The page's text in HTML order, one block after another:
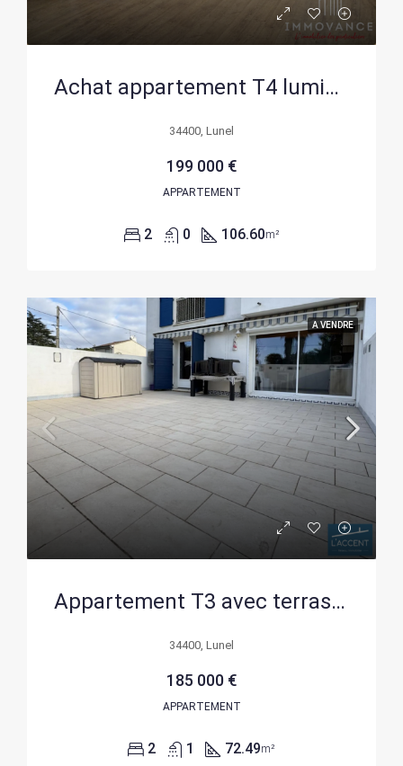
Achat appartement T4 lumineux de 106,60 m² à Lunel
34400, Lunel
199 000 €
APPARTEMENT
2 0 106.60m²
A VENDRE
Appartement T3 avec terrasse à Lunel, idéalement situé et sécurisé
34400, Lunel
185 000 €
APPARTEMENT
2 1 72.49m²